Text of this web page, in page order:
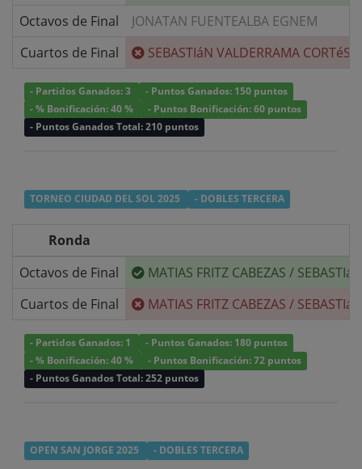
Octavos de Final
JONATAN FUENTEALBA EGNEM
Cuartos de Final
SEBASTIáN VALDERRAMA CORTéS
- Partidos Ganados: 3
- Puntos Ganados: 150 puntos
- % Bonificación: 40 %
- Puntos Bonificación: 60 puntos
- Puntos Ganados Total: 210 puntos
TORNEO CIUDAD DEL SOL 2025 - DOBLES TERCERA
Ronda
Octavos de Final
MATIAS FRITZ CABEZAS /
Cuartos de Final
MATIAS FRITZ CABEZAS /
- Partidos Ganados: 1
- Puntos Ganados: 180 puntos
- % Bonificación: 40 %
- Puntos Bonificación: 72 puntos
- Puntos Ganados Total: 252 puntos
OPEN SAN JORGE 2025 - DOBLES TERCERA